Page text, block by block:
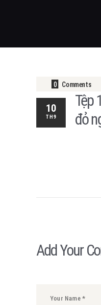
0 Comments
10
TH9
Tệp
đỏ
Add Your